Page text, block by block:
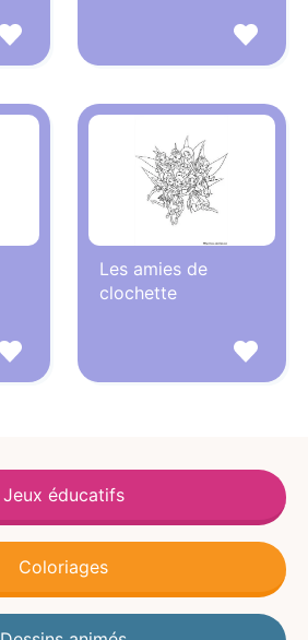
Les amies de
clochette
Jeux éducatifs
Coloriages